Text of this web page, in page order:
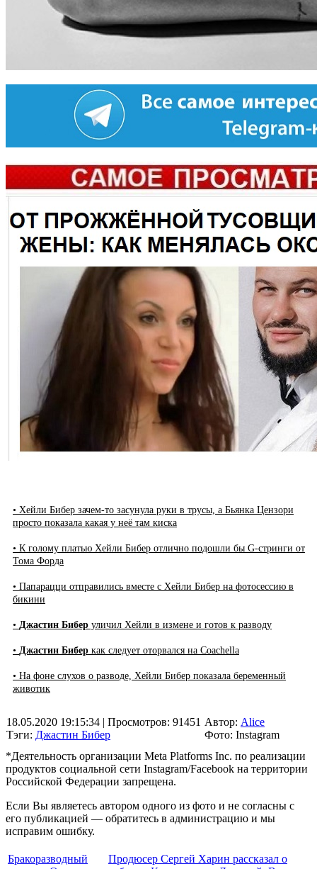
• Хейли Бибер зачем-то засунула руки в трусы, а Бьянка Цензори
просто показала какая у неё там киска
• К голому платью Хейли Бибер отлично подошли бы G-стринги от
Тома Форда
• Папарацци отправились вместе с Хейли Бибер на фотосессию в
бикини
• Джастин Бибер уличил Хейли в измене и готов к разводу
• Джастин Бибер как следует оторвался на Coachella
• На фоне слухов о разводе, Хейли Бибер показала беременный
животик
18.05.2020 19:15:34 | Просмотров: 91451
Тэги: Джастин Бибер
Автор: Alice
Фото: Instagram
*Деятельность организации Meta Platforms Inc. по реализации
продуктов социальной сети Instagram/Facebook на территории
Российской Федерации запрещена.
Если Вы являетесь автором одного из фото и не согласны с
его публикацией — обратитесь в администрацию и мы
исправим ошибку.
Бракоразводный
Продюсер Сергей Харин рассказал о